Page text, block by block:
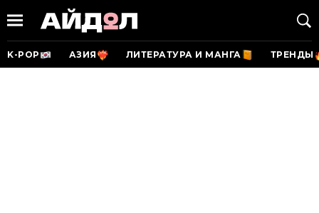
K-POP АЗИЯ ЛИТЕРАТУРА И МАНГА ТРЕНДЫ